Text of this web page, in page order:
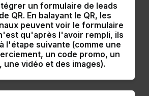
un formulaire de leads
QR. En balayant le QR, les
peuvent voir le formulaire
qu'après l'avoir rempli, ils
l'étape suivante (comme une
un code promo, un
une vidéo et des images).